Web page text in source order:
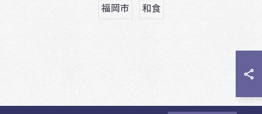
福岡市 和食